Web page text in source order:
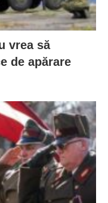
vrea să
de apărare